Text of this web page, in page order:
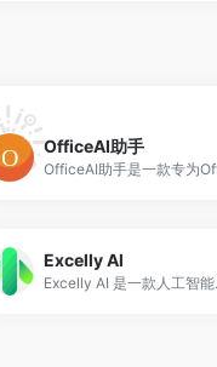
OfficeAI助手
Excelly Al
Excelly AI 是一款人工